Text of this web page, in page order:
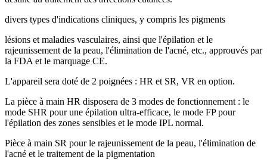
divers types d'indications cliniques, y compris les pigments
lésions et maladies vasculaires, ainsi que l'épilation et le
rajeunissement de la peau, l'élimination de l'acné, etc., approuvés par
la FDA et le marquage CE.
L'appareil sera doté de 2 poignées : HR et SR, VR en option.
La pièce à main HR disposera de 3 modes de fonctionnement : le
mode SHR pour une épilation ultra-efficace, le mode FP pour
l'épilation des zones sensibles et le mode IPL normal.
Pièce à main SR pour le rajeunissement de la peau, l'élimination de
l'acné et le traitement de la pigmentation